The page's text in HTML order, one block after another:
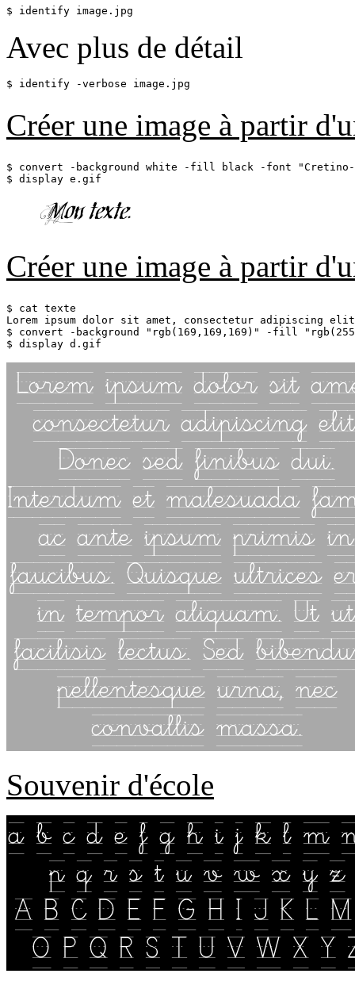
$ identify image.jpg
Avec plus de détail
$ identify -verbose image.jpg
Créer une image à partir
$ convert -background white -fill black -font
$ display e.gif
Créer une image à partir
$ cat texte
Lorem ipsum dolor sit amet, consectetur adipiscing
$ convert -background "rgb(169,169,169)" -fill
$ display d.gif
Souvenir d'école